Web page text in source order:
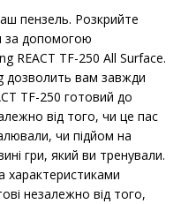
пензель. Розкрийте
за допомогою
REACT TF-250 All Surface.
дозволить вам завжди
TF-250 готовий до
від того, чи це пас
чи підйом на
гри, який ви тренували.
характеристиками
незалежно від того,